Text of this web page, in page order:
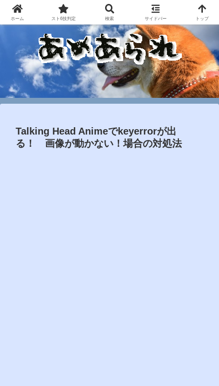
Talking Head Animeでkeyerrorが出
る！ 画像が動かない！場合の対処法
ホーム スト6技判定 検索 サイドバー トップ